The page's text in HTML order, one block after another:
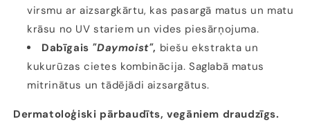
virsmu ar aizsargkārtu, kas pasargā matus un matu
krāsu no UV stariem un vides piesārņojuma.
Dabīgais "Daymoist", biešu ekstrakta un
kukurūzas cietes kombinācija. Saglabā matus
mitrinātus un tādējādi aizsargātus.
Dermatoloģiski pārbaudīts, vegāniem draudzīgs.